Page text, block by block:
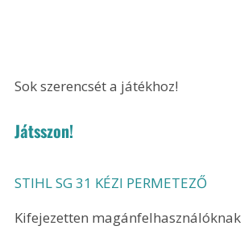
Sok szerencsét a játékhoz!
Játsszon!
STIHL SG 31 KÉZI PERMETEZŐ
Kifejezetten